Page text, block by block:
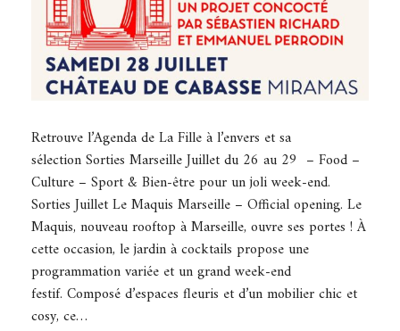
Retrouve l’Agenda de La Fille à l’envers et sa
sélection Sorties Marseille Juillet du 26 au 29 – Food –
Culture – Sport & Bien-être pour un joli week-end.
Sorties Juillet Le Maquis Marseille – Official opening. Le
Maquis, nouveau rooftop à Marseille, ouvre ses portes ! À
cette occasion, le jardin à cocktails propose une
programmation variée et un grand week-end
festif. Composé d’espaces fleuris et d’un mobilier chic et
cosy, ce…